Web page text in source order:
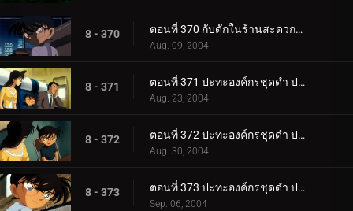
8 - 370 ตอนที่ 370 กับดักในร้านสะดวกซื้อ (ตอนจบ)
Aug. 09, 2004
8 - 371 ตอนที่ 371 ปะทะองค์กรชุดดำ ปริศนาคูณสองในคืนเดือนเพ็ญ (ตอนพิเศษ ตอนแรก) ยอดนักสืบจิ๋วโคนัน เดอะซ.
Aug. 23, 2004
8 - 372 ตอนที่ 372 ปะทะองค์กรชุดดำ ปริศนาคูณสองในคืนเดือนเพ็ญ (ตอนพิเศษ ตอนที่ 2) ยอดนักสืบจิ๋วโคนัน เดอะ_.
Aug. 30, 2004
8 - 373 ตอนที่ 373 ปะทะองค์กรชุดดำ ปริศนาคูณสองในคืนเดือนเพ็ญ (ตอนพิเศษ ตอนที่ 3) ยอดนักสืบจิ๋วโคนัน เดอะ_.
Sep. 06, 2004